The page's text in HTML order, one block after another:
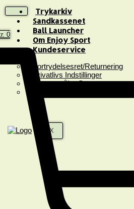
Trykarkiv
Sandkassenet
Ball Launcher
Om Enjoy Sport
Kundeservice
Fortrydelsesret/Returnering
Privatlivs Indstillinger
Spørgsmål & Svar
X
0